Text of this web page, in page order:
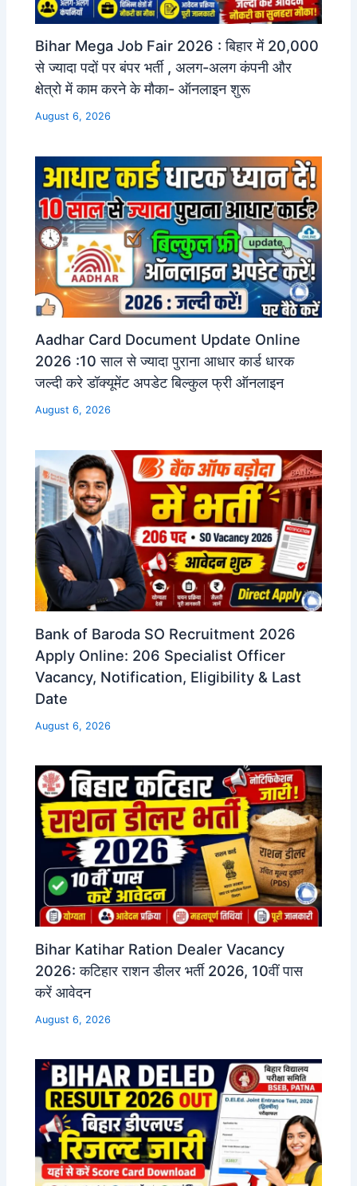
Bihar Mega Job Fair 2026 : बिहार में 20,000
से ज्यादा पदों पर बंपर भर्ती , अलग-अलग कंपनी और
क्षेत्रो में काम करने के मौका- ऑनलाइन शुरू
August 6, 2026
Aadhar Card Document Update Online
2026 :10 साल से ज्यादा पुराना आधार कार्ड धारक
जल्दी करे डॉक्यूमेंट अपडेट बिल्कुल फ्री ऑनलाइन
August 6, 2026
Bank of Baroda SO Recruitment 2026
Apply Online: 206 Specialist Officer
Vacancy, Notification, Eligibility & Last
Date
August 6, 2026
Bihar Katihar Ration Dealer Vacancy
2026: कटिहार राशन डीलर भर्ती 2026, 10वीं पास
करें आवेदन
August 6, 2026